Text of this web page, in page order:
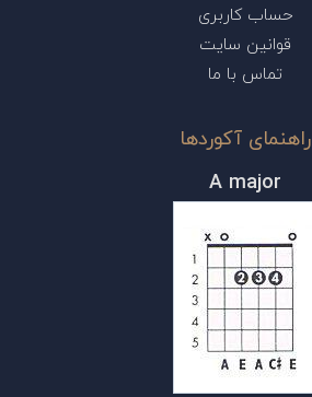
حساب کاربری
قوانین سایت
تماس با ما
راهنمای آکوردها
A major